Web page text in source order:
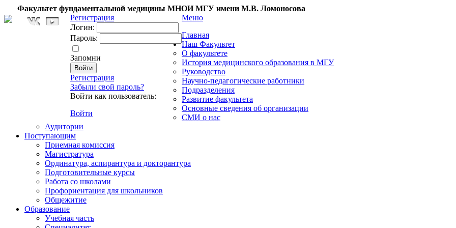
Факультет фундаментальной медицины МНОИ МГУ имени М.В. Ломоносова
Регистрация
Логин:
Пароль:
Запомни
Регистрация
Забыли свой пароль?
Войти как пользователь:
Войти
Меню
Главная
Наш Факультет
О факультете
История медицинского образования в МГУ
Руководство
Научно-педагогические работники
Подразделения
Развитие факультета
Основные сведения об организации
СМИ о нас
Аудитории
Поступающим
Приемная комиссия
Магистратура
Ординатура, аспирантура и докторантура
Подготовительные курсы
Работа со школами
Профориентация для школьников
Общежитие
Образование
Учебная часть